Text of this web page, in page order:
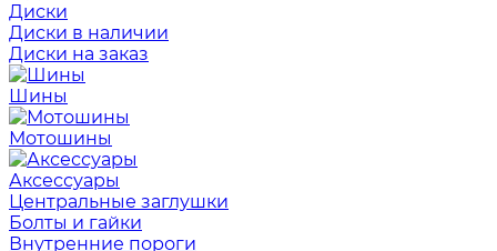
Диски
Диски в наличии
Диски на заказ
Шины
Мотошины
Аксессуары
Центральные заглушки
Болты и гайки
Внутренние пороги